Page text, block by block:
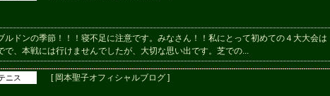
ドンの季節！！！寝不足に注意です。みなさん！！私にとって初めての４大大会は
、本戦には行けませんでしたが、大切な思い出です。芝での...
ニス [ 岡本聖子オフィシャルブログ ]